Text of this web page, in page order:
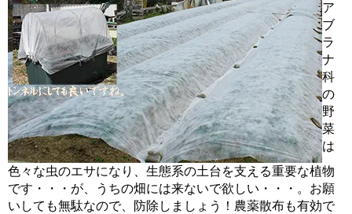
ア
ブ
ラ
ナ
科
の
野
菜
は
色々な虫のエサになり、生態系の土台を支える重要な植物
です・・・が、うちの畑には来ないで欲しい・・・。お願
いしても無駄なので、防除しましょう！農薬散布も有効で